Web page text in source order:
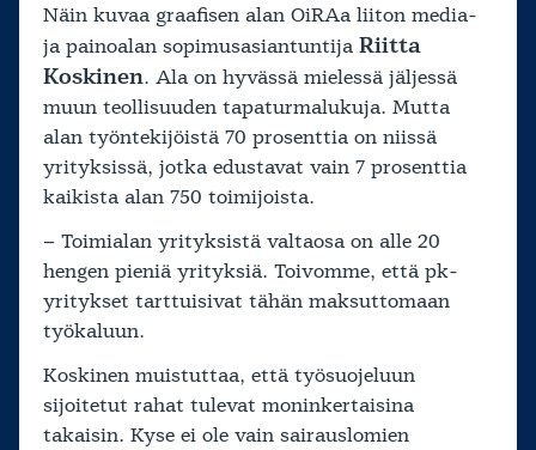
Näin kuvaa graafisen alan OiRAa liiton media-
ja painoalan sopimusasiantuntija Riitta
Koskinen. Ala on hyvässä mielessä jäljessä
muun teollisuuden tapaturmalukuja. Mutta
alan työntekijöistä 70 prosenttia on niissä
yrityksissä, jotka edustavat vain 7 prosenttia
kaikista alan 750 toimijoista.
– Toimialan yrityksistä valtaosa on alle 20
hengen pieniä yrityksiä. Toivomme, että pk-
yritykset tarttuisivat tähän maksuttomaan
työkaluun.
Koskinen muistuttaa, että työsuojeluun
sijoitetut rahat tulevat moninkertaisina
takaisin. Kyse ei ole vain sairauslomien